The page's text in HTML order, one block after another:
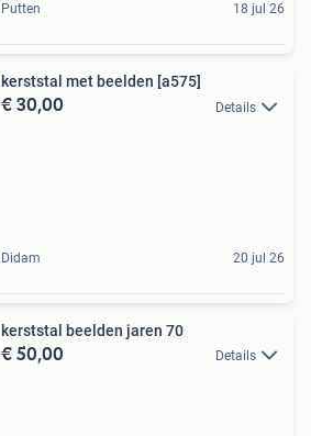
Putten 18 jul 26
kerststal met beelden [a575]
€ 30,00 Details
Didam 20 jul 26
kerststal beelden jaren 70
€ 50,00 Details